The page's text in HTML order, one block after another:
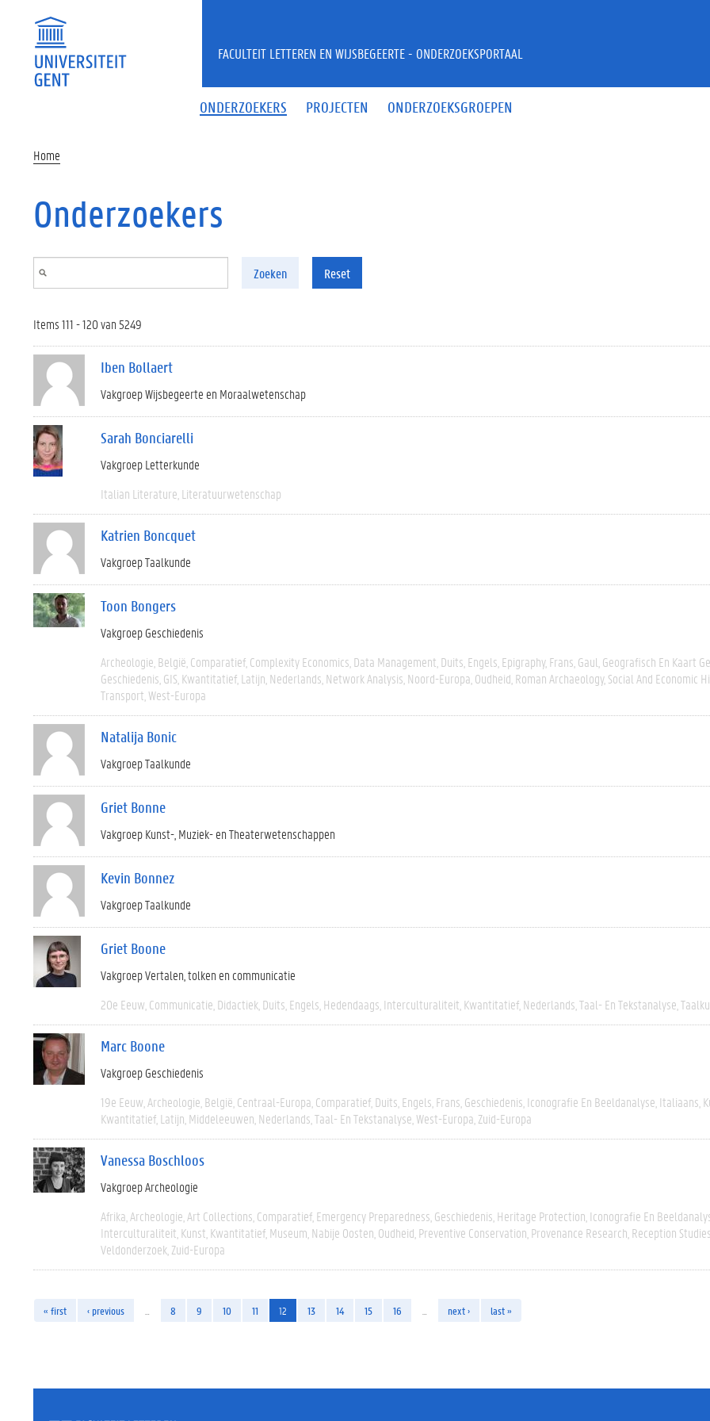
ONDERZOEKERS PROJECTEN ONDERZOEKSGROEPEN
FACULTEIT LETTEREN EN WIJSBEGEERTE - ONDERZOEKSPORTAAL
Home
Onderzoekers
Zoeken Reset
Items 111 - 120 van 5249
Iben Bollaert
Vakgroep Wijsbegeerte en Moraalwetenschap
Sarah Bonciarelli
Vakgroep Letterkunde
Italian Literature Literatuurwetenschap
Katrien Boncquet
Vakgroep Taalkunde
Toon Bongers
Vakgroep Geschiedenis
Archeologie België Comparatief Complexity Economics Data Management Duits Engels Epigraphy Frans Gaul Geografisch En Kaart
Geschiedenis GIS Kwantitatief Latijn Nederlands Network Analysis Noord-Europa Oudheid Roman Archaeology Social And Economic
Transport West-Europa
Natalija Bonic
Vakgroep Taalkunde
Griet Bonne
Vakgroep Kunst-, Muziek- en Theaterwetenschappen
Kevin Bonnez
Vakgroep Taalkunde
Griet Boone
Vakgroep Vertalen, tolken en communicatie
20e Eeuw Communicatie Didactiek Duits Engels Hedendaags Interculturaliteit Kwantitatief Nederlands Taal- En Tekstanalyse
Marc Boone
Vakgroep Geschiedenis
19e Eeuw Archeologie België Centraal-Europa Comparatief Duits Engels Frans Geschiedenis Iconografie En Beeldanalyse Italiaans
Kwantitatief Latijn Middeleeuwen Nederlands Taal- En Tekstanalyse West-Europa Zuid-Europa
Vanessa Boschloos
Vakgroep Archeologie
Afrika Archeologie Art Collections Comparatief Emergency Preparedness Geschiedenis Heritage Protection Iconografie En
Interculturaliteit Kunst Kwantitatief Museum Nabije Oosten Oudheid Preventive Conservation Provenance Research Reception
Veldonderzoek Zuid-Europa
« first ‹ previous 8 9 10 11 12 13 14 15 16 next › last »